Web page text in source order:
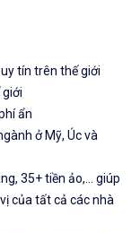
tín trên thế giới
giới
ẩn
ở Mỹ, Úc và
35+ tiền ảo,... giúp
của tất cả các nhà